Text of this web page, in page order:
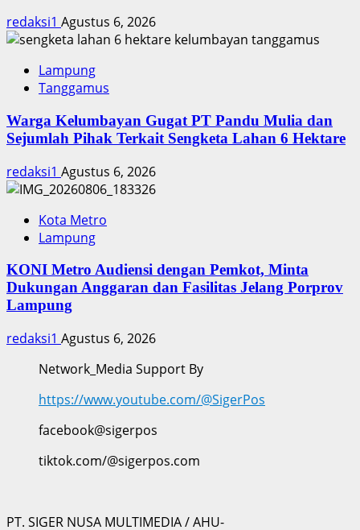
redaksi1 Agustus 6, 2026
Lampung
Tanggamus
Warga Kelumbayan Gugat PT Pandu Mulia dan
Sejumlah Pihak Terkait Sengketa Lahan 6 Hektare
redaksi1 Agustus 6, 2026
Kota Metro
Lampung
KONI Metro Audiensi dengan Pemkot, Minta
Dukungan Anggaran dan Fasilitas Jelang Porprov
Lampung
redaksi1 Agustus 6, 2026
Network_Media Support By
https://www.youtube.com/@SigerPos
facebook@sigerpos
tiktok.com/@sigerpos.com
PT. SIGER NUSA MULTIMEDIA / AHU-